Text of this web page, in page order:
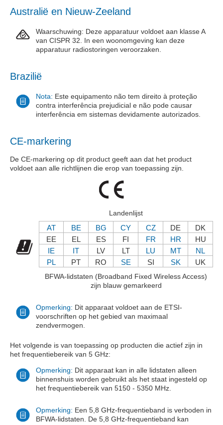
Australië en Nieuw-Zeeland
Waarschuwing: Deze apparatuur voldoet aan klasse A
van CISPR 32. In een woonomgeving kan deze
apparatuur radiostoringen veroorzaken.
Brazilië
Nota: Este equipamento não tem direito à proteção
contra interferência prejudicial e não pode causar
interferência em sistemas devidamente autorizados.
CE-markering
De CE-markering op dit product geeft aan dat het product
voldoet aan alle richtlijnen die erop van toepassing zijn.
Landenlijst
AT BE BG CY CZ DE
DK
EE
EL ES FI FR HR
HU
IE
IT LV LT LU MT
NL
PL
PT RO SE SI SK UK
BFWA-lidstaten (Broadband Fixed Wireless Access)
zijn blauw gemarkeerd
Opmerking: Dit apparaat voldoet aan de ETSI-
voorschriften op het gebied van maximaal
zendvermogen.
Het volgende is van toepassing op producten die actief zijn in
het frequentiebereik van 5 GHz:
Opmerking: Dit apparaat kan in alle lidstaten alleen
binnenshuis worden gebruikt als het staat ingesteld op
het frequentiebereik van 5150 - 5350 MHz.
Opmerking: Een 5,8 GHz-frequentieband is verboden in
BFWA-lidstaten. De 5,8 GHz-frequentieband kan